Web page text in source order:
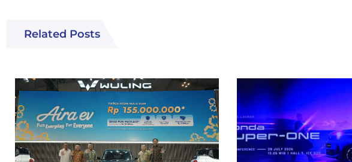
Related Posts